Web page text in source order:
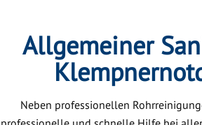
Allgemeiner
Neben professionellen